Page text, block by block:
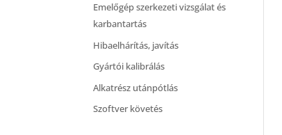
Emelőgép szerkezeti vizsgálat és
karbantartás
Hibaelhárítás, javítás
Gyártói kalibrálás
Alkatrész utánpótlás
Szoftver követés